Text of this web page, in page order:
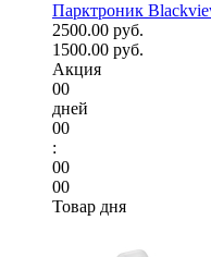
Парктроник
2500.00 руб.
1500.00 руб.
Акция
00
дней
00
:
00
00
Товар дня